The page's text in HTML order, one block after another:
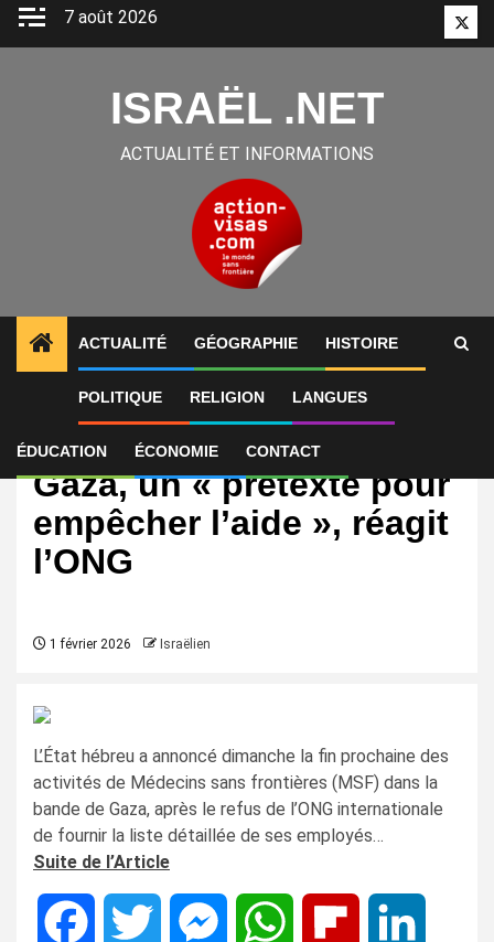
Aller
7 août 2026
ISRAËL .NET
ACTUALITÉ ET INFORMATIONS
ACTUALITÉ GÉOGRAPHIE HISTOIRE
POLITIQUE RELIGION LANGUES
ÉDUCATION ÉCONOMIE CONTACT
International
Israël interdit MSF à
Gaza, un « prétexte pour
empêcher l’aide », réagit
l’ONG
1 février 2026 Israëlien
L’État hébreu a annoncé dimanche la fin prochaine des
activités de Médecins sans frontières (MSF) dans la
bande de Gaza, après le refus de l’ONG internationale
de fournir la liste détaillée de ses employés…
Suite de l’Article
Facebook Twitter MessengerWhatsApp Flipboard